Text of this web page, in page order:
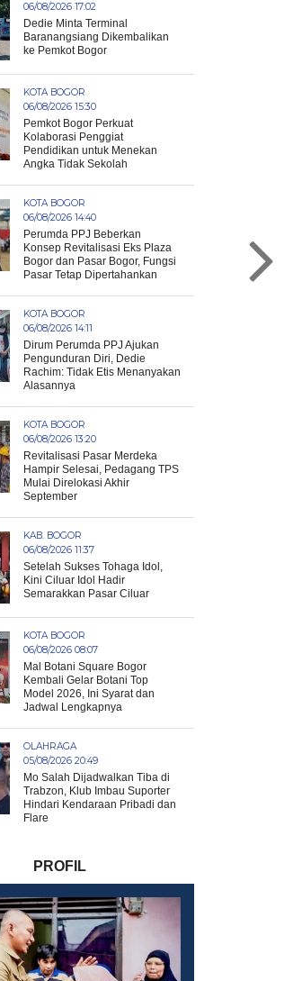
06/08/2026 17:02
Dedie Minta Terminal
Baranangsiang Dikembalikan
ke Pemkot Bogor
KOTA BOGOR
06/08/2026 15:30
Pemkot Bogor Perkuat
Kolaborasi Penggiat
Pendidikan untuk Menekan
Angka Tidak Sekolah
KOTA BOGOR
06/08/2026 14:40
Perumda PPJ Beberkan
Konsep Revitalisasi Eks Plaza
Bogor dan Pasar Bogor, Fungsi
Pasar Tetap Dipertahankan
KOTA BOGOR
06/08/2026 14:11
Dirum Perumda PPJ Ajukan
Pengunduran Diri, Dedie
Rachim: Tidak Etis Menanyakan
Alasannya
KOTA BOGOR
06/08/2026 13:20
Revitalisasi Pasar Merdeka
Hampir Selesai, Pedagang TPS
Mulai Direlokasi Akhir
September
KAB. BOGOR
06/08/2026 11:37
Setelah Sukses Tohaga Idol,
Kini Ciluar Idol Hadir
Semarakkan Pasar Ciluar
KOTA BOGOR
06/08/2026 08:07
Mal Botani Square Bogor
Kembali Gelar Botani Top
Model 2026, Ini Syarat dan
Jadwal Lengkapnya
OLAHRAGA
05/08/2026 20:49
Mo Salah Dijadwalkan Tiba di
Trabzon, Klub Imbau Suporter
Hindari Kendaraan Pribadi dan
Flare
PROFIL